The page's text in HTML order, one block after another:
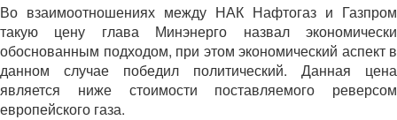
Во взаимоотношениях между НАК Нафтогаз и Газпром
такую цену глава Минэнерго назвал экономически
обоснованным подходом, при этом экономический аспект в
данном случае победил политический. Данная цена
является ниже стоимости поставляемого реверсом
европейского газа.